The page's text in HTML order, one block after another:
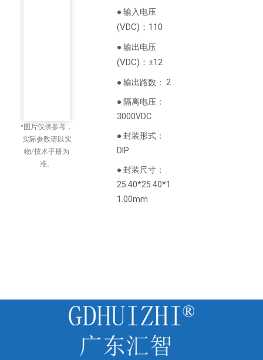
*图片仅供参考，
实际参数请以实
物/技术手册为
准。
● 输入电压
(VDC)：110
● 输出电压
(VDC) ：±12
● 输出路数： 2
● 隔离电压：
3000VDC
● 封装形式：
DIP
● 封装尺寸：
25.40*25.40*1
1.00mm